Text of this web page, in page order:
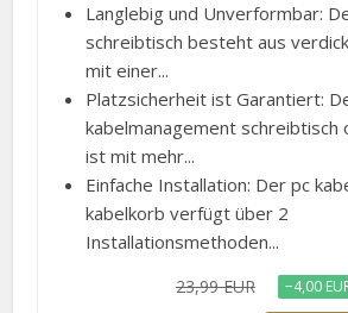
Langlebig und Unverformbar:
schreibtisch besteht aus
mit einer...
Platzsicherheit ist Garantiert:
kabelmanagement schreibtisch
ist mit mehr...
Einfache Installation: Der pc
kabelkorb verfügt über 2
Installationsmethoden...
23,99 EUR −4,00